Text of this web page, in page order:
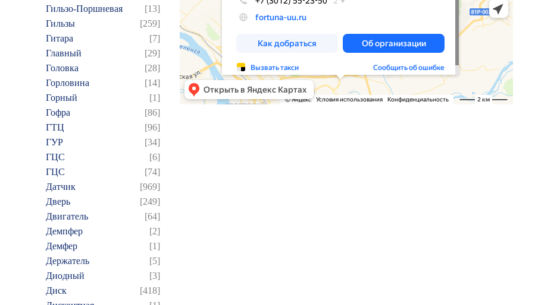
Гильзо-Поршневая
[13]
Гильзы
[259]
Гитара
[7]
Главный
[29]
Головка
[28]
Горловина
[14]
Горный
[1]
Гофра
[86]
ГТЦ
[96]
ГУР
[34]
ГЦC
[6]
ГЦС
[74]
Датчик
[969]
Дверь
[249]
Двигатель
[64]
Демпфер
[2]
Демфер
[1]
Держатель
[5]
Диодный
[3]
Диск
[418]